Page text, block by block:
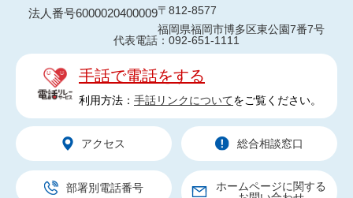
法人番号6000020400009〒812-8577
福岡県福岡市博多区東公園7番7号
代表電話：092-651-1111
手話で電話をする
利用方法： 手話リンクについてをご覧ください。
アクセス 総合相談窓口
部署別電話番号
ホームページに関する